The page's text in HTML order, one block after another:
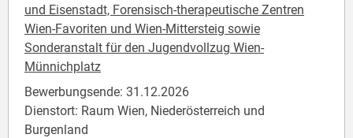
und Eisenstadt, Forensisch-therapeutische Zentren
Wien-Favoriten und Wien-Mittersteig sowie
Sonderanstalt für den Jugendvollzug Wien-
Münnichplatz
Bewerbungsende: 31.12.2026
Dienstort: Raum Wien, Niederösterreich und
Burgenland